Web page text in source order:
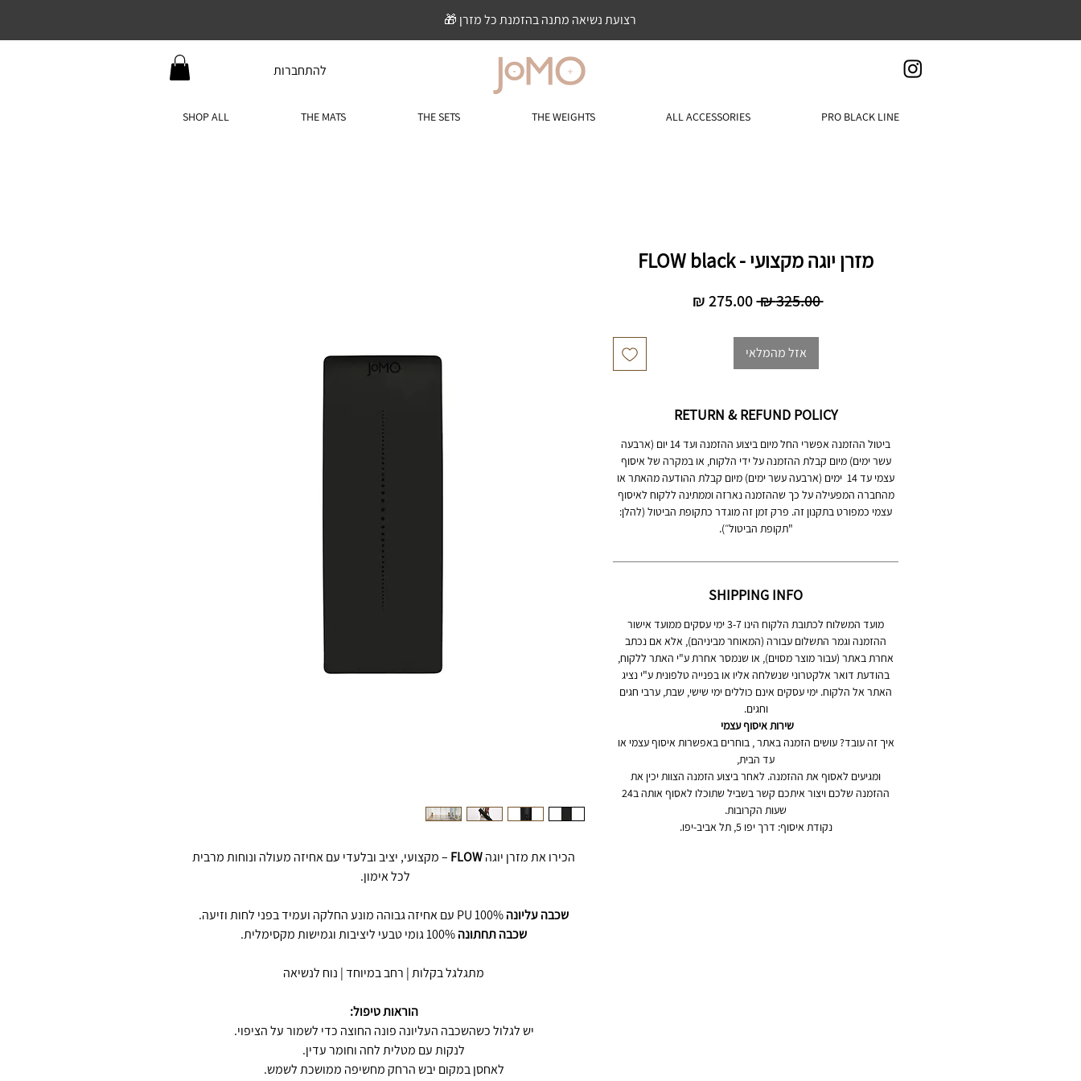
רצועת נשיאה מתנה בהזמנת כל מזרן 🎁
להתחברות
SHOP ALL THE MATS THE SETS THE WEIGHTS ALL ACCESSORIES PRO BLACK LINE
הכירו את מזרן יוגה
– מקצועי, יציב ובלעדי עם אחיזה מעולה ונוחות מרבית
לכל אימון.
שכבה עליונה
שכבה תחתונה
מתגלגל בקלות | רחב במיוחד | נוח לנשיאה
הוראות טיפול:
יש לגלול כשהשכבה העליונה פונה החוצה כדי לשמור על הציפוי.
לנקות עם מטלית לחה וחומר עדין.
לאחסן במקום יבש הרחק מחשיפה ממושכת לשמש.
מזרן יוגה מקצועי - FLOW black
‏325.00 ‏₪
מחיר
‏275.00 ‏₪
אזל מהמלאי
RETURN & REFUND POLICY
ביטול ההזמנה אפשרי החל מיום ביצוע ההזמנה ועד 14 יום (ארבעה
עשר ימים) מיום קבלת ההזמנה על ידי הלקוח, או במקרה של איסוף
עצמי עד 14 ימים (ארבעה עשר ימים) מיום קבלת ההודעה מהאתר או
מהחברה המפעילה על כך שההזמנה נארזה וממתינה ללקוח לאיסוף
עצמי כמפורט בתקנון זה. פרק זמן זה מוגדר כתקופת הביטול (להלן:
"תקופת הביטול״).
SHIPPING INFO
מועד המשלוח לכתובת הלקוח הינו 3-7 ימי עסקים ממועד אישור
ההזמנה וגמר התשלום עבורה (המאוחר מביניהם), אלא אם נכתב
אחרת באתר (עבור מוצר מסוים), או שנמסר אחרת ע"י האתר ללקוח,
בהודעת דואר אלקטרוני שנשלחה אליו או בפנייה טלפונית ע"י נציג
האתר אל הלקוח. ימי עסקים אינם כוללים ימי שישי, שבת, ערבי חגים
וחגים.
שירות איסוף עצמי
איך זה עובד? עושים הזמנה באתר , בוחרים באפשרות איסוף עצמי או
עד הבית,
ומגיעים לאסוף את ההזמנה. לאחר ביצוע הזמנה הצוות יכין את
ההזמנה שלכם ויצור איתכם קשר בשביל שתוכלו לאסוף אותה ב24
שעות הקרובות.
נקודת איסוף: דרך יפו 5, תל אביב-יפו.